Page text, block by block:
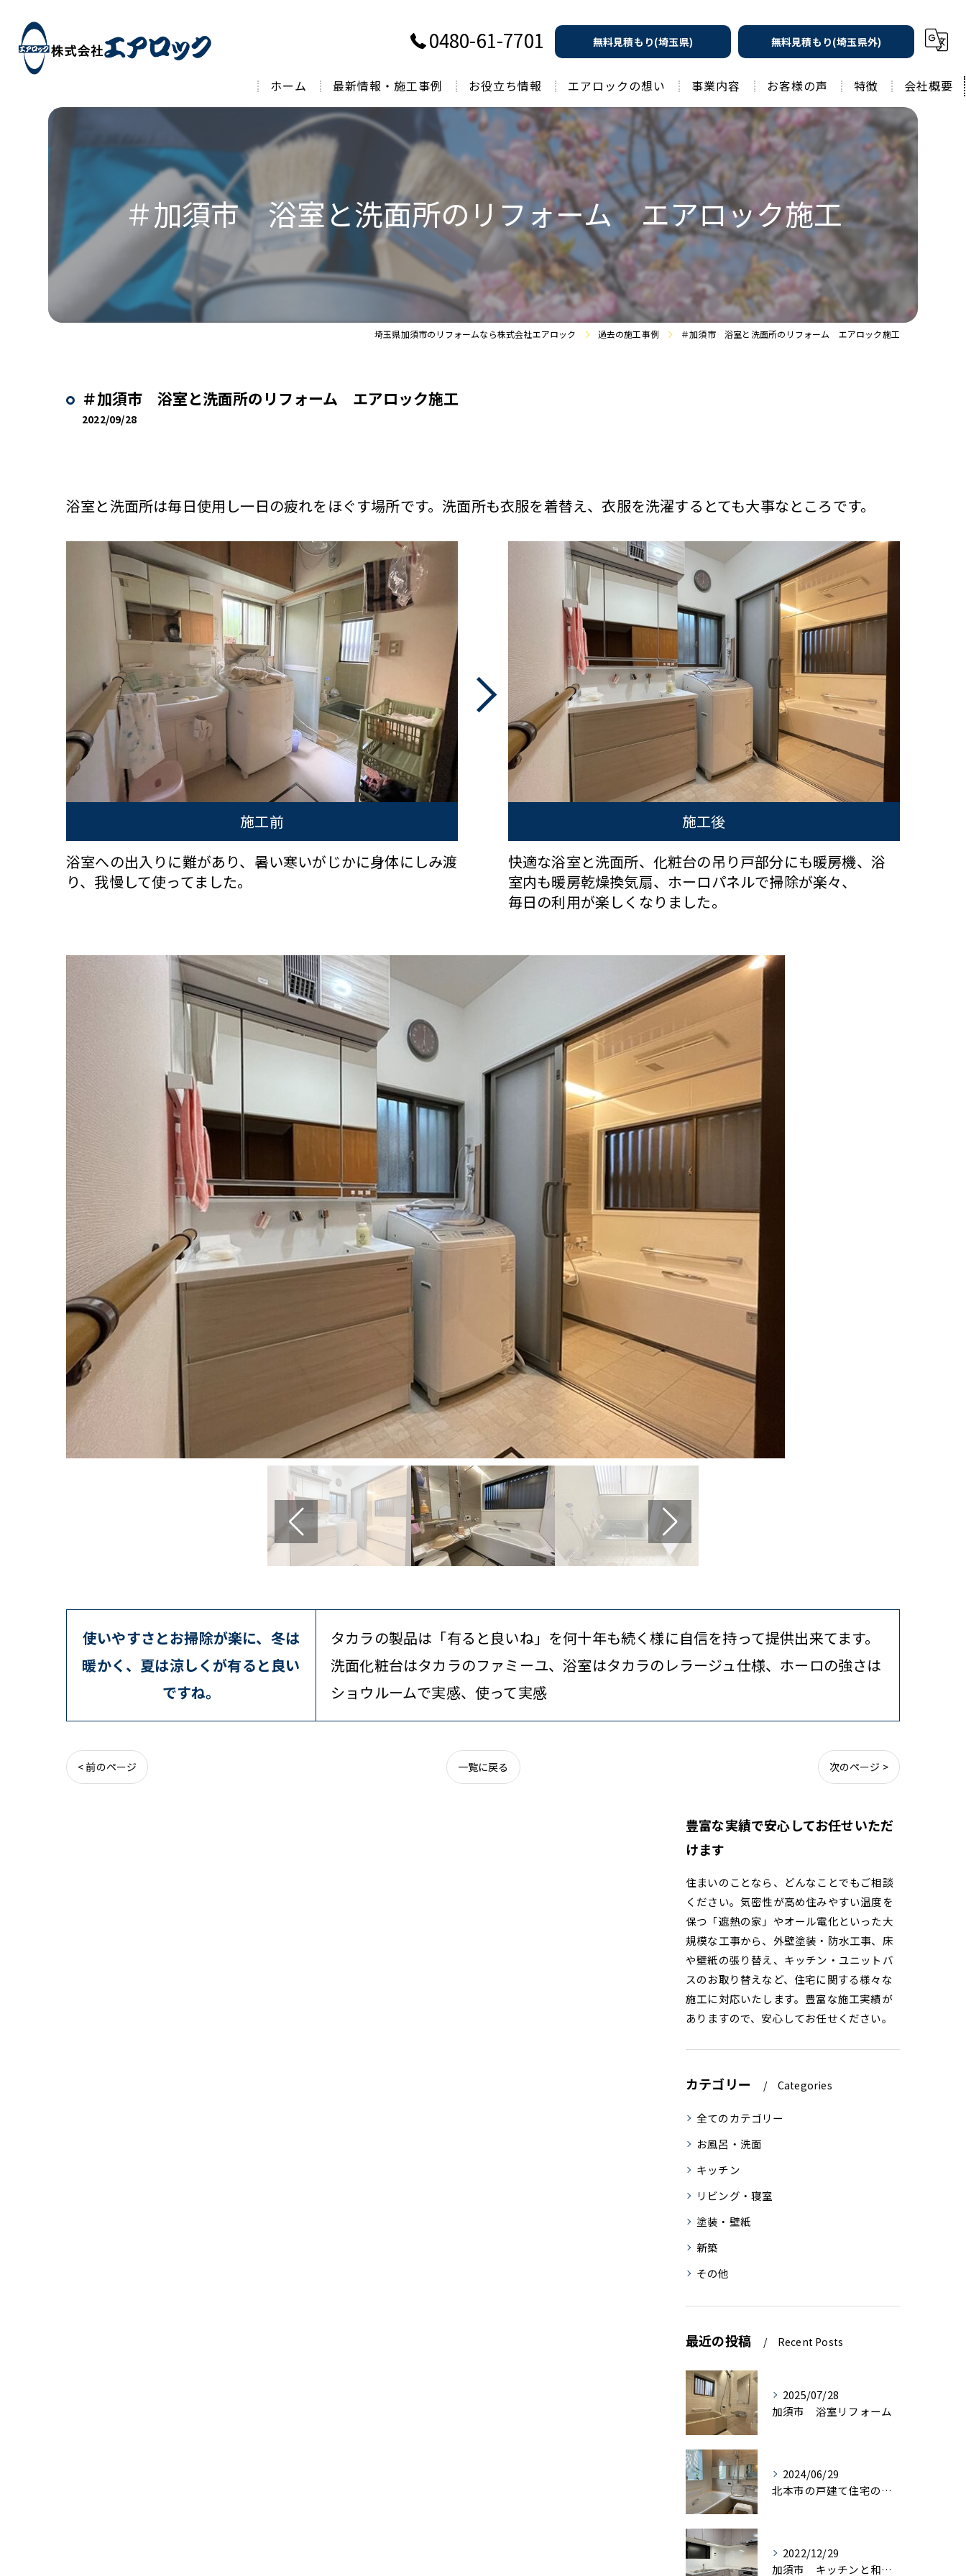
0480-61-7701 無料見積もり(埼玉県) 無料見積もり(埼玉県外)
ホーム 最新情報・施工事例 お役立ち情報
過去のお役立ち情報
エアロックの想い 事業内容
遮熱の家
水回りリフォーム
お客様の声 特徴
工務店
リノベーション
水回り
外壁塗装
住宅
会社概要
＃加須市 浴室と洗面所のリフォーム エアロック施工
埼玉県加須市のリフォームなら株式会社エアロック 過去の施工事例 ＃加須市 浴室と洗面所のリフォーム エアロック施工
＃加須市 浴室と洗面所のリフォーム エアロック施工
2022/09/28
浴室と洗面所は毎日使用し一日の疲れをほぐす場所です。洗面所も衣服を着替え、衣服を洗濯するとても大事なところです。
施工前
浴室への出入りに難があり、暑い寒いがじかに身体にしみ渡
り、我慢して使ってました。
施工後
快適な浴室と洗面所、化粧台の吊り戸部分にも暖房機、浴
室内も暖房乾燥換気扇、ホーロパネルで掃除が楽々、
毎日の利用が楽しくなりました。
使いやすさとお掃除が楽に、冬は
暖かく、夏は涼しくが有ると良い
ですね。
タカラの製品は「有ると良いね」を何十年も続く様に自信を持って提供出来てます。
洗面化粧台はタカラのファミーユ、浴室はタカラのレラージュ仕様、ホーロの強さは
ショウルームで実感、使って実感
< 前のページ 一覧に戻る 次のページ >
豊富な実績で安心してお任せいただ
けます
住まいのことなら、どんなことでもご相談
ください。気密性が高め住みやすい温度を
保つ「遮熱の家」やオール電化といった大
規模な工事から、外壁塗装・防水工事、床
や壁紙の張り替え、キッチン・ユニットバ
スのお取り替えなど、住宅に関する様々な
施工に対応いたします。豊富な施工実績が
ありますので、安心してお任せください。
カテゴリー Categories
全てのカテゴリー
お風呂・洗面
キッチン
リビング・寝室
塗装・壁紙
新築
その他
最近の投稿 Recent Posts
2025/07/28
加須市 浴室リフォーム
2024/06/29
北本市の戸建て住宅の浴室リフォーム
2022/12/29
加須市 キッチンと和室を一体感の有るＬＤＫにリフォーム エアロック施工